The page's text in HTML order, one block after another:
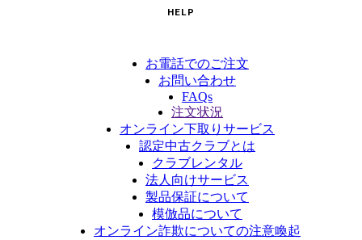
HELP
お電話でのご注文
お問い合わせ
FAQs
注文状況
オンライン下取りサービス
認定中古クラブとは
クラブレンタル
法人向けサービス
製品保証について
模倣品について
オンライン詐欺についての注意喚起